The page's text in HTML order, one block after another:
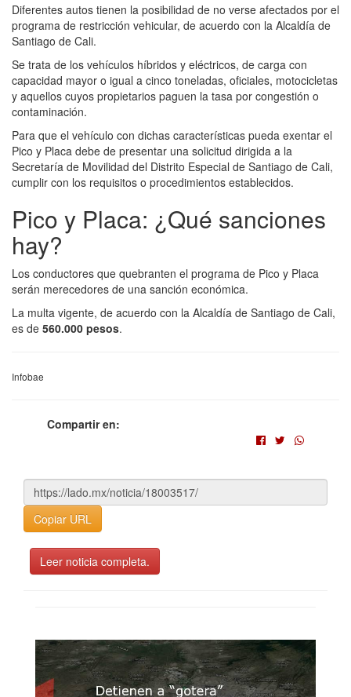
Diferentes autos tienen la posibilidad de no verse afectados por el
programa de restricción vehicular, de acuerdo con la Alcaldía de
Santiago de Cali.
Se trata de los vehículos híbridos y eléctricos, de carga con
capacidad mayor o igual a cinco toneladas, oficiales, motocicletas
y aquellos cuyos propietarios paguen la tasa por congestión o
contaminación.
Para que el vehículo con dichas características pueda exentar el
Pico y Placa debe de presentar una solicitud dirigida a la
Secretaría de Movilidad del Distrito Especial de Santiago de Cali,
cumplir con los requisitos o procedimientos establecidos.
Pico y Placa: ¿Qué sanciones
hay?
Los conductores que quebranten el programa de Pico y Placa
serán merecedores de una sanción económica.
La multa vigente, de acuerdo con la Alcaldía de Santiago de Cali,
es de 560.000 pesos.
Infobae
Compartir en:
Copiar URL
Leer noticia completa.